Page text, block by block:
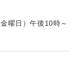
曜日）午後10時～